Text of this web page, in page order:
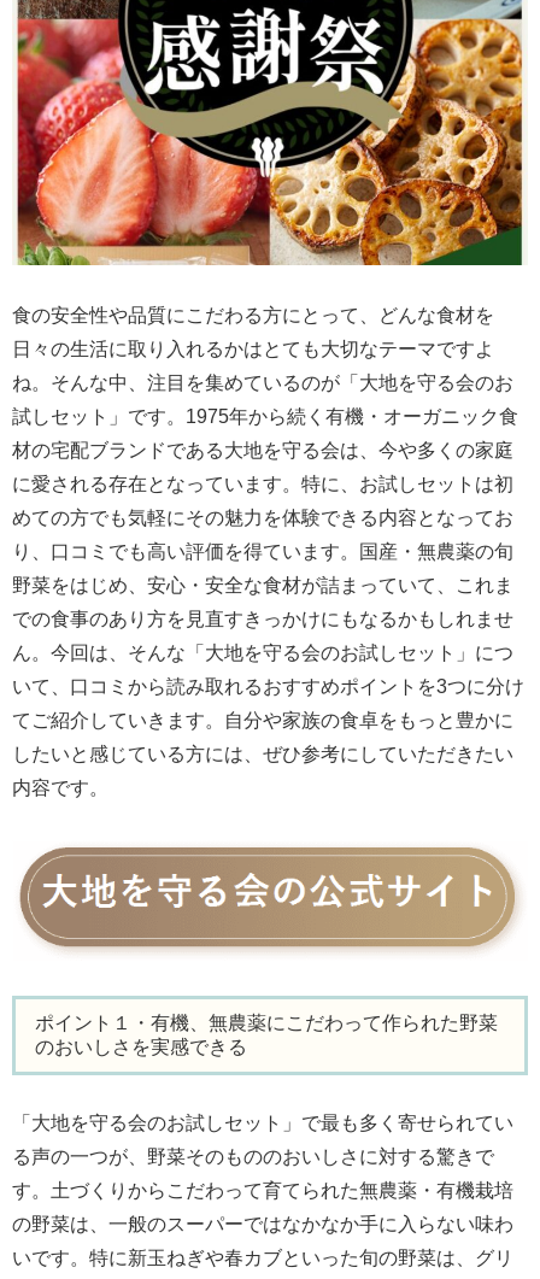
食の安全性や品質にこだわる方にとって、どんな食材を
日々の生活に取り入れるかはとても大切なテーマですよ
ね。そんな中、注目を集めているのが「大地を守る会のお
試しセット」です。1975年から続く有機・オーガニック食
材の宅配ブランドである大地を守る会は、今や多くの家庭
に愛される存在となっています。特に、お試しセットは初
めての方でも気軽にその魅力を体験できる内容となってお
り、口コミでも高い評価を得ています。国産・無農薬の旬
野菜をはじめ、安心・安全な食材が詰まっていて、これま
での食事のあり方を見直すきっかけにもなるかもしれませ
ん。今回は、そんな「大地を守る会のお試しセット」につ
いて、口コミから読み取れるおすすめポイントを3つに分け
てご紹介していきます。自分や家族の食卓をもっと豊かに
したいと感じている方には、ぜひ参考にしていただきたい
内容です。
ポイント１・有機、無農薬にこだわって作られた野菜
のおいしさを実感できる
「大地を守る会のお試しセット」で最も多く寄せられてい
る声の一つが、野菜そのもののおいしさに対する驚きで
す。土づくりからこだわって育てられた無農薬・有機栽培
の野菜は、一般のスーパーではなかなか手に入らない味わ
いです。特に新玉ねぎや春カブといった旬の野菜は、グリ